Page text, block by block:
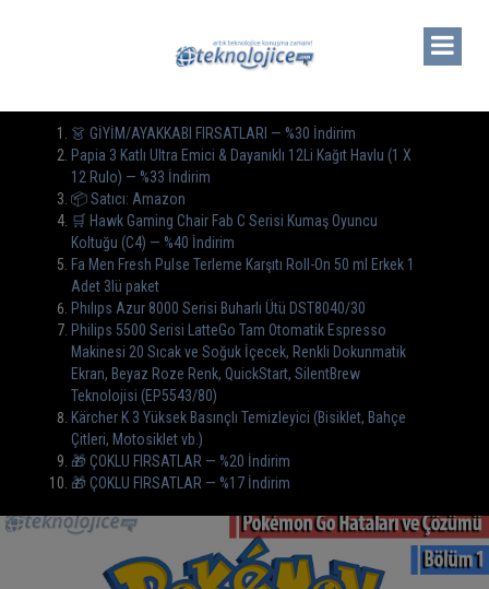
👗 GİYİM/AYAKKABI FIRSATLARI — %30 İndirim
Papia 3 Katlı Ultra Emici & Dayanıklı 12Li Kağıt Havlu (1 X
12 Rulo) — %33 İndirim
📦 Satıcı: Amazon
🛒 Hawk Gaming Chair Fab C Serisi Kumaş Oyuncu
Koltuğu (C4) — %40 İndirim
Fa Men Fresh Pulse Terleme Karşıtı Roll-On 50 ml Erkek 1
Adet 3lü paket
Phılıps Azur 8000 Serisi Buharlı Ütü DST8040/30
Philips 5500 Serisi LatteGo Tam Otomatik Espresso
Makinesi 20 Sıcak ve Soğuk İçecek, Renkli Dokunmatik
Ekran, Beyaz Roze Renk, QuickStart, SilentBrew
Teknolojisi (EP5543/80)
Kärcher K 3 Yüksek Basınçlı Temizleyici (Bisiklet, Bahçe
Çitleri, Motosiklet vb.)
🎁 ÇOKLU FIRSATLAR — %20 İndirim
🎁 ÇOKLU FIRSATLAR — %17 İndirim